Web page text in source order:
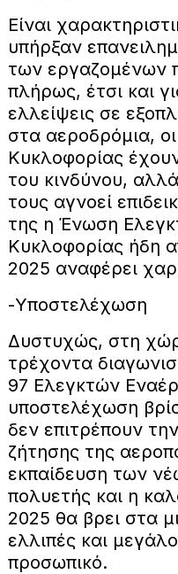
Είναι
υπήρξαν
των εργαζομένων
πλήρως, έτσι και
ελλείψεις σε
στα αεροδρόμια,
Κυκλοφορίας
του κινδύνου,
τους αγνοεί
της η Ένωση
Κυκλοφορίας ήδη
2025 αναφέρει
-Υποστελέχωση
Δυστυχώς, στη
τρέχοντα
97 Ελεγκτών
υποστελέχωση
δεν επιτρέπουν
ζήτησης της
εκπαίδευση των
πολυετής και η
2025 θα βρει στα
ελλιπές και
προσωπικό.